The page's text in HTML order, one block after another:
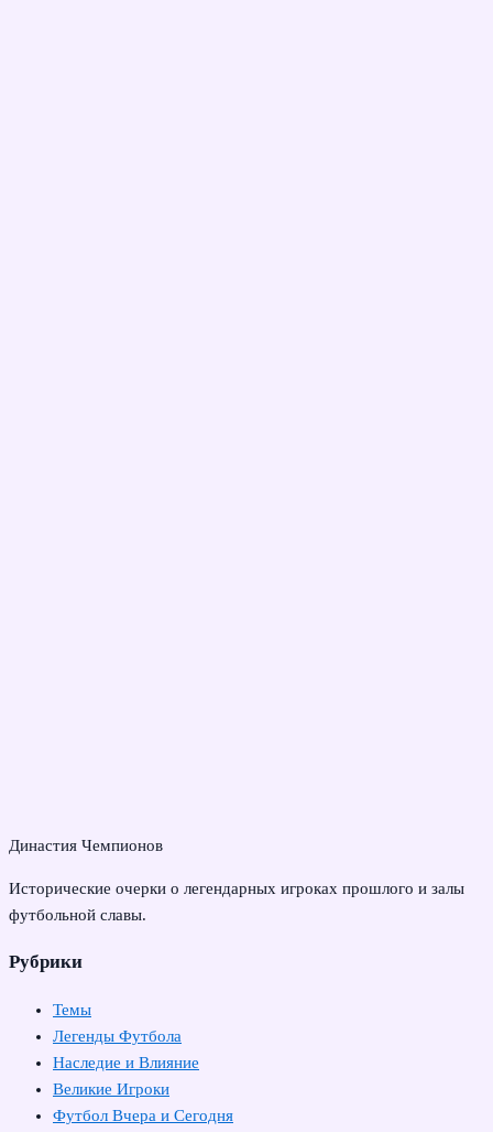
Династия Чемпионов
Исторические очерки о легендарных игроках прошлого и залы
футбольной славы.
Рубрики
Темы
Легенды Футбола
Наследие и Влияние
Великие Игроки
Футбол Вчера и Сегодня